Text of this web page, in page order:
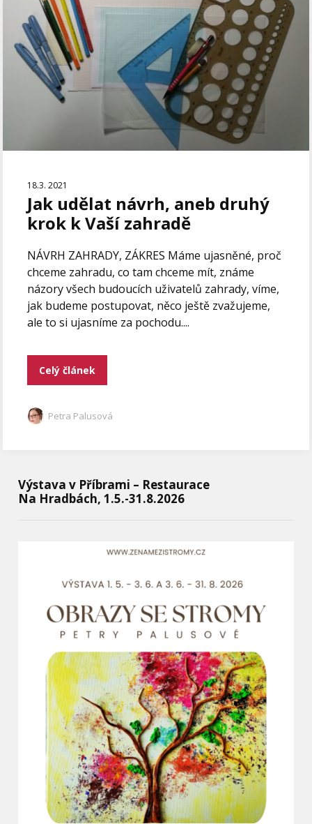
18.3. 2021
Jak udělat návrh, aneb druhý
krok k Vaší zahradě
NÁVRH ZAHRADY, ZÁKRES Máme ujasněné, proč
chceme zahradu, co tam chceme mít, známe
názory všech budoucích uživatelů zahrady, víme,
jak budeme postupovat, něco ještě zvažujeme,
ale to si ujasníme za pochodu....
Celý článek
Petra Palusová
Výstava v Příbrami – Restaurace
Na Hradbách, 1.5.-31.8.2026